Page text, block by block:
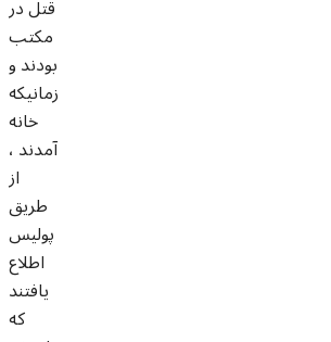
قتل در
مکتب
بودند و
زمانيکه
خانه
آمدند ،
از
طريق
پوليس
اطلاع
يافتند
که